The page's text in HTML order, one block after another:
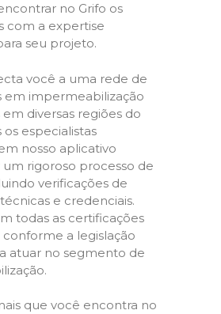
no Grifo os
com a expertise
seu projeto.
você a uma rede de
em impermeabilização
diversas regiões do
os especialistas
nosso aplicativo
rigoroso processo de
verificações de
e credenciais.
todas as certificações
conforme a legislação
atuar no segmento de
que você encontra no